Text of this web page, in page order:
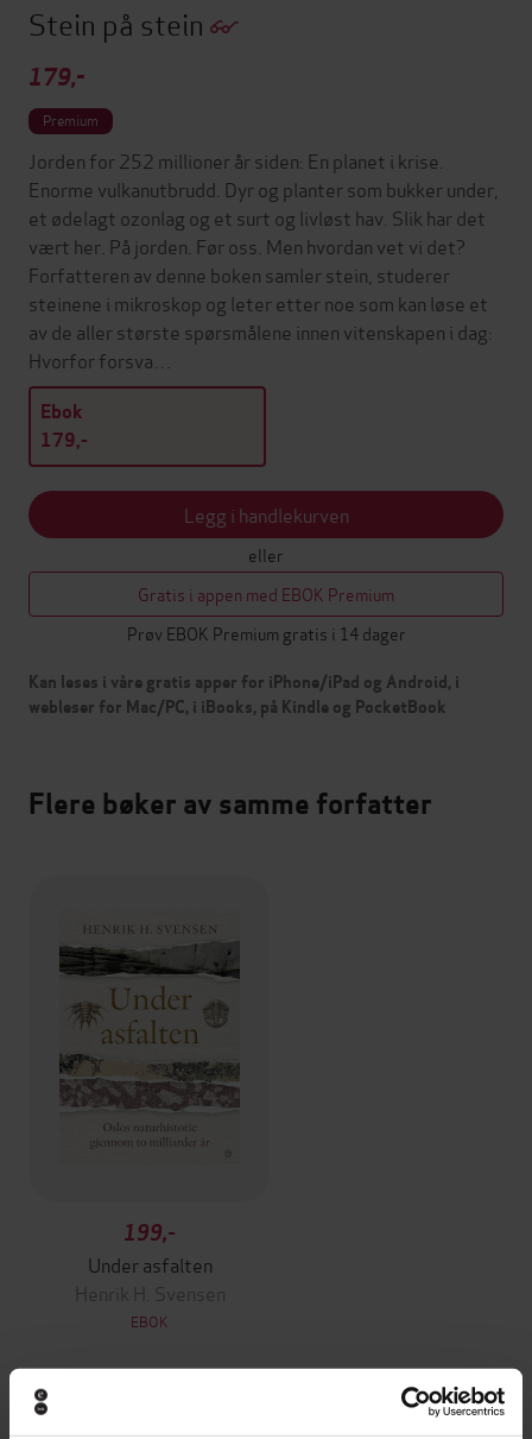
Stein på stein
179,-
Premium
Jorden for 252 millioner år siden: En planet i krise.
Enorme vulkanutbrudd. Dyr og planter som bukker under,
et ødelagt ozonlag og et surt og livløst hav. Slik har det
vært her. På jorden. Før oss. Men hvordan vet vi det?
Forfatteren av denne boken samler stein, studerer
steinene i mikroskop og leter etter noe som kan løse et
av de aller største spørsmålene innen vitenskapen i dag:
Hvorfor forsva…
Ebok
179,-
Legg i handlekurven
eller
Gratis i appen med EBOK Premium
Prøv EBOK Premium gratis i 14 dager
Kan leses i våre gratis apper for iPhone/iPad og Android, i
webleser for Mac/PC, i iBooks, på Kindle og PocketBook
Flere bøker av samme forfatter
199,-
Under asfalten
Henrik H. Svensen
EBOK